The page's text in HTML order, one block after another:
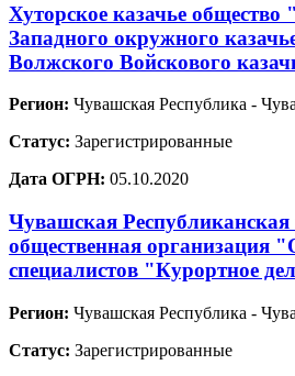
Хуторское казачье общество
Западного окружного
Волжского Войскового
Регион: Чувашская Республика -
Статус: Зарегистрированные
Дата ОГРН: 05.10.2020
Чувашская Республиканская
общественная организация
специалистов "Курортное
Регион: Чувашская Республика -
Статус: Зарегистрированные